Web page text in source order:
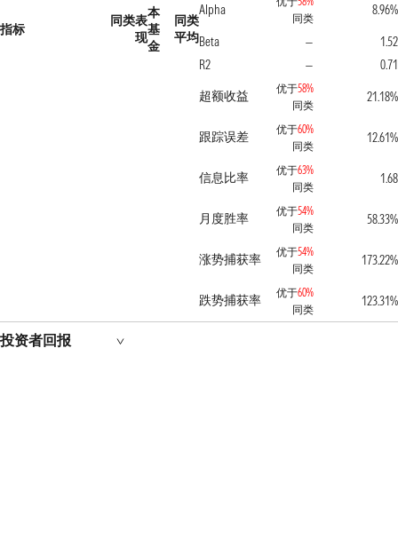
指标
同类表
现
本
基
金
同类
平均
Alpha
同类
8.96%
Beta
—
1.52
R2
—
0.71
超额收益
优于58%
同类
21.18%
跟踪误差 优于60%
同类
12.61%
信息比率 优于63%
同类
1.68
月度胜率 优于54%
同类
58.33%
涨势捕获率 优于54%
同类
173.22%
跌势捕获率 优于60%
同类
123.31%
投资者回报